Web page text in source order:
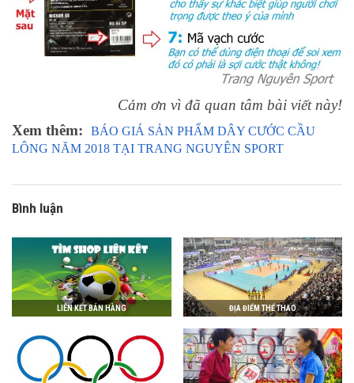
Cảm ơn vì đã quan tâm bài viết này!
Xem thêm:
BÁO GIÁ SẢN PHẨM DÂY CƯỚC CẦU
LÔNG NĂM 2018 TẠI TRANG NGUYÊN SPORT
Bình luận
LIÊN KẾT BÁN HÀNG ĐỊA ĐIỂM THỂ THAO